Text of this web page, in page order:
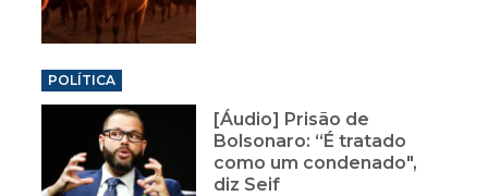
POLÍTICA
[Áudio] Prisão de
Bolsonaro: “É tratado
como um condenado",
diz Seif